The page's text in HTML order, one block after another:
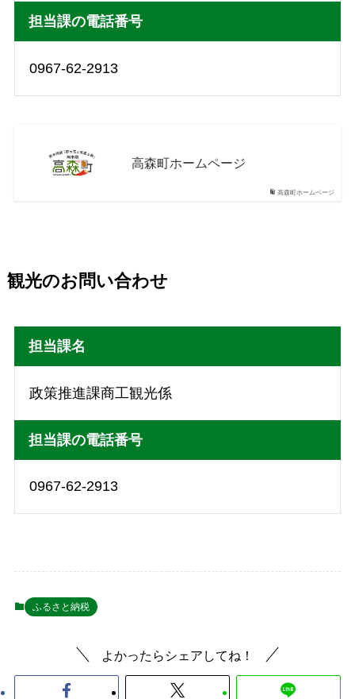
担当課の電話番号
0967-62-2913
高森町ホームページ
高森町ホームページ
観光のお問い合わせ
担当課名
政策推進課商工観光係
担当課の電話番号
0967-62-2913
ふるさと納税
よかったらシェアしてね！